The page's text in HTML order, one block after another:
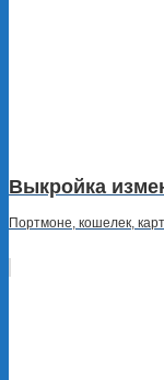
Выкройка
Портмоне, кошелек,